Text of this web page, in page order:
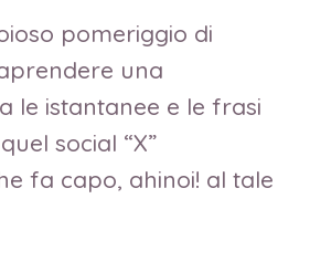
pomeriggio di
una
le istantanee e le frasi
social “X”
fa capo, ahinoi! al tale